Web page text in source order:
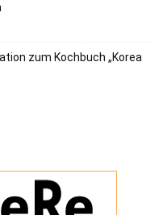
zum Kochbuch „Korea